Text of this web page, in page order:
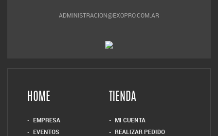
ADMINISTRACION@EXOPRO.COM.AR
HOME
EMPRESA
EVENTOS
TIENDA
MI CUENTA
REALIZAR PEDIDO